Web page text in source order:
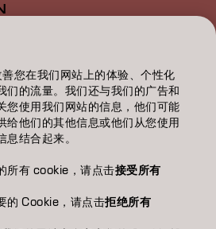
Policy Terms Of Use
您在我们网站上的体验、个性化
们的流量。我们还与我们的广告和
您使用我们网站的信息，他们可能
给他们的其他信息或他们从您使用
结合起来。
所有 cookie，请点击接受所有
的 Cookie，请点击拒绝所有